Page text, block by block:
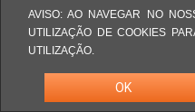
AVISO: AO NAVEGAR NO
UTILIZAÇÃO DE COOKIES
UTILIZAÇÃO.
OK